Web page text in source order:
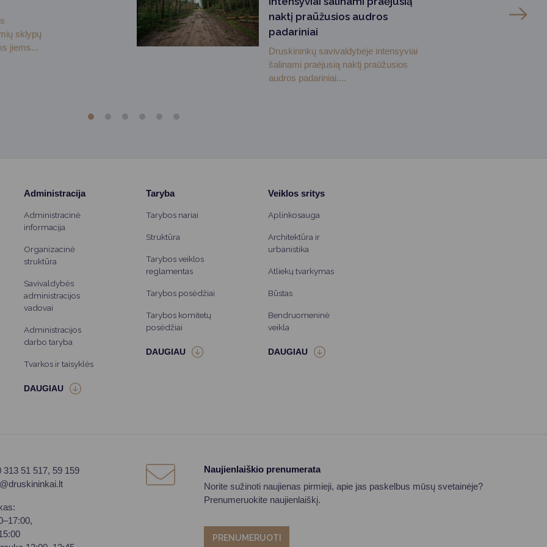
sklypų
jiems...
naktį praūžusios audros
padariniai
Druskininkų savivaldybėje intensyviai
šalinami praėjusią naktį praūžusios
audros padariniai....
Administracija
Administracinė
informacija
Organizacinė
struktūra
Savivaldybės
administracijos
vadovai
Administracijos
darbo taryba
Tvarkos ir taisyklės
Taryba
Tarybos nariai
Struktūra
Tarybos veiklos
reglamentas
Tarybos posėdžiai
Tarybos komitetų
posėdžiai
Veiklos sritys
Aplinkosauga
Architektūra ir
urbanistika
Atliekų tvarkymas
Būstas
Bendruomeninė
veikla
313 51 517, 59 159
Naujienlaiškio prenumerata
Norite sužinoti naujienas pirmieji, apie jas paskelbus mūsų svetainėje?
Prenumeruokite naujienlaiškį.
PRENUMERUOTI